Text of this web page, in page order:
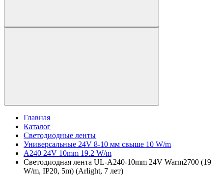
Главная
Каталог
Светодиодные ленты
Универсальные 24V 8-10 мм свыше 10 W/m
A240 24V 10mm 19.2 W/m
Светодиодная лента UL-A240-10mm 24V Warm2700 (19
W/m, IP20, 5m) (Arlight, 7 лет)